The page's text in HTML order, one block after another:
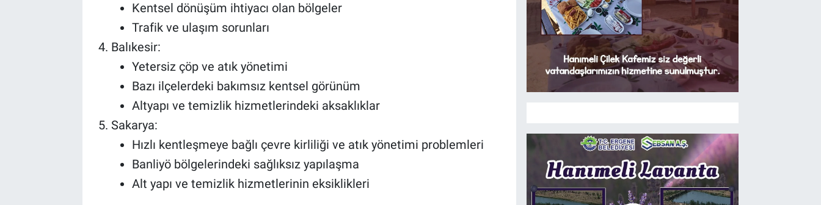
Kentsel dönüşüm ihtiyacı olan bölgeler
Trafik ve ulaşım sorunları
Balıkesir:
Yetersiz çöp ve atık yönetimi
Bazı ilçelerdeki bakımsız kentsel görünüm
Altyapı ve temizlik hizmetlerindeki aksaklıklar
Sakarya:
Hızlı kentleşmeye bağlı çevre kirliliği ve atık yönetimi problemleri
Banliyö bölgelerindeki sağlıksız yapılaşma
Alt yapı ve temizlik hizmetlerinin eksiklikleri